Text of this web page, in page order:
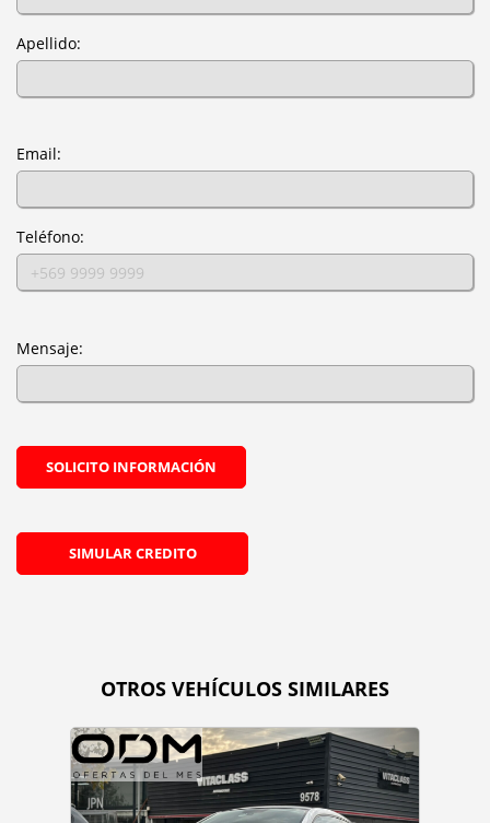
Apellido:
Email:
Teléfono:
Mensaje:
SOLICITO INFORMACIÓN
SIMULAR CREDITO
OTROS VEHÍCULOS SIMILARES